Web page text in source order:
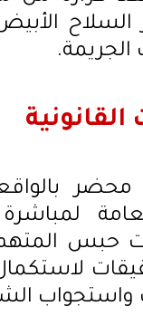
السلاح
الجريمة.
القانونية
محضر
واستجواب